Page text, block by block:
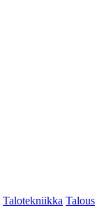
Talotekniikka Talous